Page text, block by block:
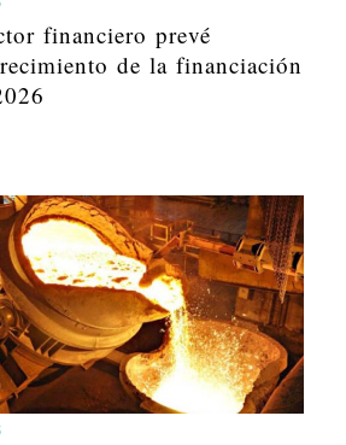
financiero prevé
de la financiación